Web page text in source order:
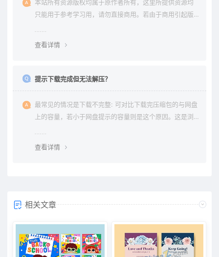
本站所有资源版权均属于原作者所有，这里所提供资源均
只能用于参考学习用，请勿直接商用。若由于商用引起版
查看详情
提示下载完成但无法解压？
最常见的情况是下载不完整: 可对比下载完压缩包的与网盘
上的容量，若小于网盘提示的容量则是这个原因。这是浏
查看详情
相关文章